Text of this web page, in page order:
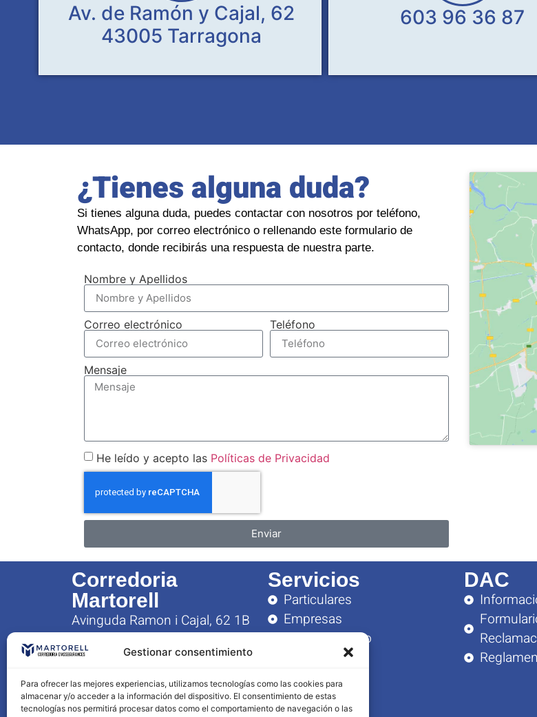
Gestionar consentimiento
Para ofrecer las mejores experiencias, utilizamos tecnologías como las cookies para
almacenar y/o acceder a la información del dispositivo. El consentimiento de estas
tecnologías nos permitirá procesar datos como el comportamiento de navegación o las
Av. de Ramón y Cajal, 62
43005 Tarragona
603 96 36 87
¿Tienes alguna duda?
Si tienes alguna duda, puedes contactar con nosotros por teléfono,
WhatsApp, por correo electrónico o rellenando este formulario de
contacto, donde recibirás una respuesta de nuestra parte.
Nombre y Apellidos
Correo electrónico Teléfono
Mensaje
He leído y acepto las Políticas de Privacidad
Enviar
Corredoria
Martorell
Avinguda Ramon i Cajal, 62 1B
43005, Tarragona
Servicios
Particulares
Empresas
Asesoramiento
Lunes a Viernes:
09:00 – 14:00
DAC